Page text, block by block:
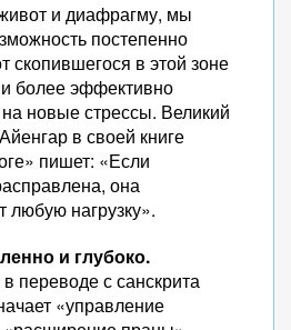
и диафрагму, мы
постепенно
скопившегося в этой зоне
более эффективно
новые стрессы. Великий
в своей книге
пишет: «Если
она
любую нагрузку».
и глубоко.
переводе с санскрита
«управление